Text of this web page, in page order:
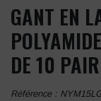
GANT EN
DE 10
Référence :